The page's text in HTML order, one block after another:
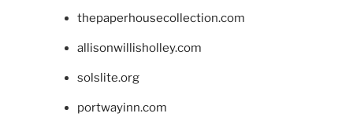
thepaperhousecollection.com
allisonwillisholley.com
solslite.org
portwayinn.com